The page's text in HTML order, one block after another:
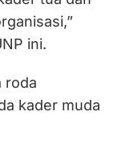
ini.
roda
kader muda